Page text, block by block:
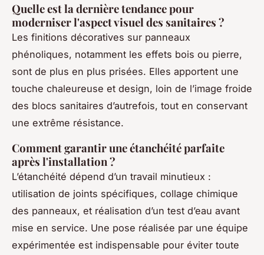
Quelle est la dernière tendance pour
moderniser l'aspect visuel des sanitaires ?
Les finitions décoratives sur panneaux
phénoliques, notamment les effets bois ou pierre,
sont de plus en plus prisées. Elles apportent une
touche chaleureuse et design, loin de l’image froide
des blocs sanitaires d’autrefois, tout en conservant
une extrême résistance.
Comment garantir une étanchéité parfaite
après l'installation ?
L’étanchéité dépend d’un travail minutieux :
utilisation de joints spécifiques, collage chimique
des panneaux, et réalisation d’un test d’eau avant
mise en service. Une pose réalisée par une équipe
expérimentée est indispensable pour éviter toute